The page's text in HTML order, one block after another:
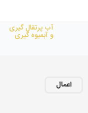
آب پرتقال گیری
و آبمیوه گیری
اعمال